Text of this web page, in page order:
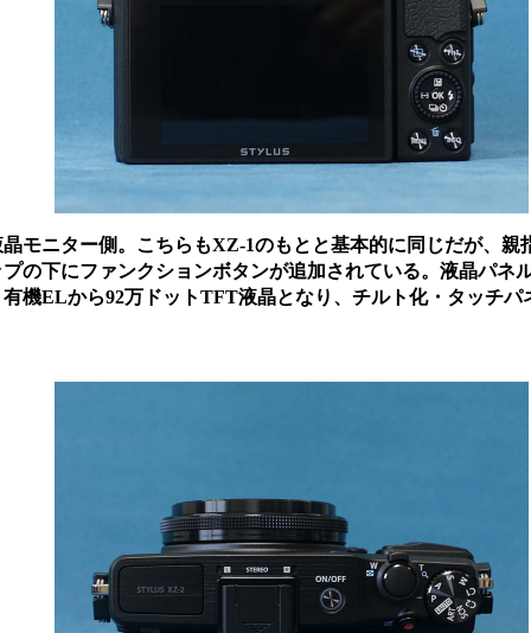
モニター側。こちらもXZ-1のもとと基本的に同じだが、親
の下にファンクションボタンが追加されている。液晶パネ
機ELから92万ドットTFT液晶となり、チルト化・タッチパ